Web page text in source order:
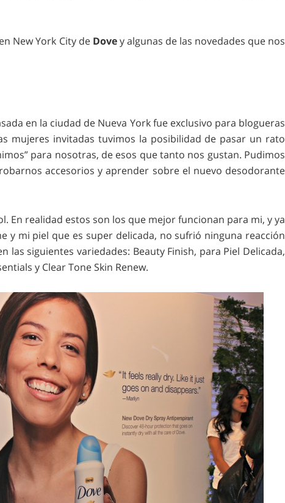
New York City de Dovey algunas de las novedades que nos
en la ciudad de Nueva York fue exclusivo para blogueras
mujeres invitadas tuvimos la posibilidad de pasar un rato
para nosotras, de esos que tanto nos gustan. Pudimos
accesorios y aprender sobre el nuevo desodorante
En realidad estos son los que mejor funcionan para mi, y ya
y mi piel que es super delicada, no sufrió ninguna reacción
las siguientes variedades: Beauty Finish, para Piel Delicada,
y Clear Tone Skin Renew.